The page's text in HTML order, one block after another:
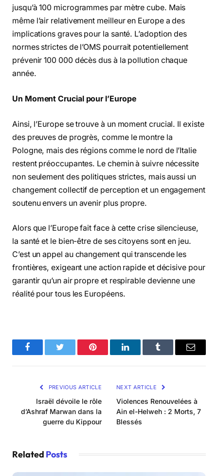
jusqu’à 100 microgrammes par mètre cube. Mais
même l’air relativement meilleur en Europe a des
implications graves pour la santé. L’adoption des
normes strictes de l’OMS pourrait potentiellement
prévenir 100 000 décès dus à la pollution chaque
année.
Un Moment Crucial pour l’Europe
Ainsi, l’Europe se trouve à un moment crucial. Il existe
des preuves de progrès, comme le montre la
Pologne, mais des régions comme le nord de l’Italie
restent préoccupantes. Le chemin à suivre nécessite
non seulement des politiques strictes, mais aussi un
changement collectif de perception et un engagement
soutenu envers un avenir plus propre.
Alors que l’Europe fait face à cette crise silencieuse,
la santé et le bien-être de ses citoyens sont en jeu.
C’est un appel au changement qui transcende les
frontières, exigeant une action rapide et décisive pour
garantir qu’un air propre et respirable devienne une
réalité pour tous les Européens.
FacebookTwitter Pinterest LinkedInTumblr Email
PREVIOUS ARTICLE
Israël dévoile le rôle
d’Ashraf Marwan dans la
guerre du Kippour
NEXT ARTICLE
Violences Renouvelées à
Ain el-Helweh : 2 Morts, 7
Blessés
Related Posts